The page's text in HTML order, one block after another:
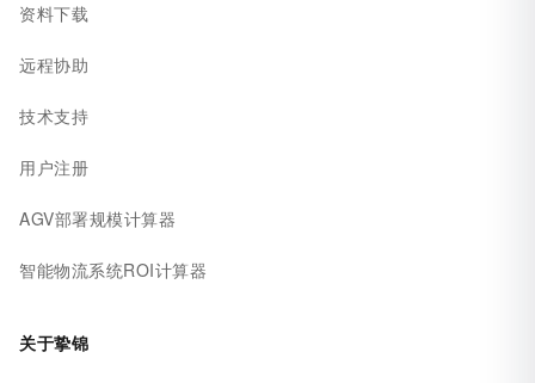
资料下载
远程协助
技术支持
用户注册
AGV部署规模计算器
智能物流系统ROI计算器
关于挚锦